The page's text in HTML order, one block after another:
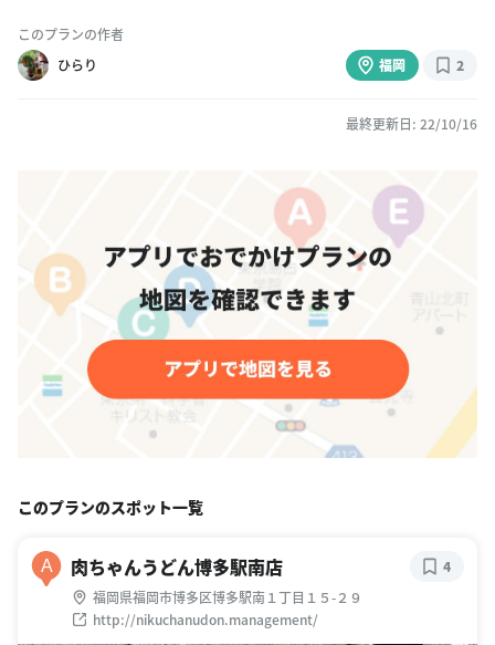
このプランの作者
ひらり
福岡 2
最終更新日: 22/10/16
このプランのスポット一覧
A 肉ちゃんうどん博多駅南店
福岡県福岡市博多区博多駅南１丁目１５-２９
http://nikuchanudon.management/
4